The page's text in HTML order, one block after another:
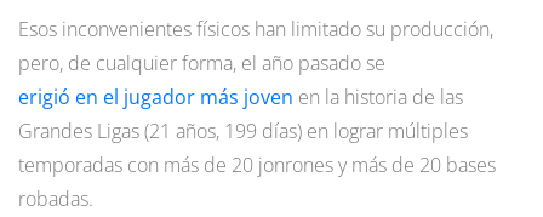
Esos inconvenientes físicos han limitado su producción,
pero, de cualquier forma, el año pasado se
erigió en el jugador más joven en la historia de las
Grandes Ligas (21 años, 199 días) en lograr múltiples
temporadas con más de 20 jonrones y más de 20 bases
robadas.